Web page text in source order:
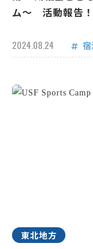
ム～ 活動報告！
2024.08.24
東北地方